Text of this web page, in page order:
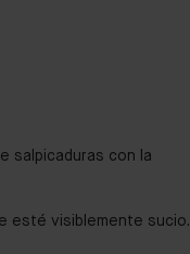
salpicaduras con la
esté visiblemente sucio.